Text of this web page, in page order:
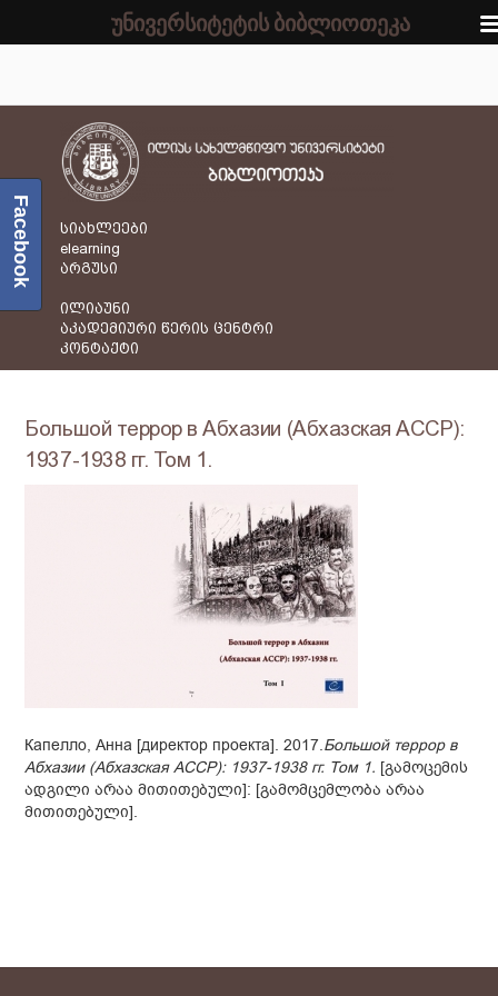
სიახლეები
elearning
არგუსი
ილიაუნი
აკადემიური წერის ცენტრი
კონტაქტი
Большой террор в Абхазии (Абхазская АССР):
1937-1938 гг. Том 1.
Капелло, Анна [директор проекта]. 2017.Большой террор в
Абхазии (Абхазская АССР): 1937-1938 гг. Том 1. [გამოცემის
ადგილი არაა მითითებული]: [გამომცემლობა არაა
მითითებული].
Facebook
უნივერსიტეტის ბიბლიოთეკა